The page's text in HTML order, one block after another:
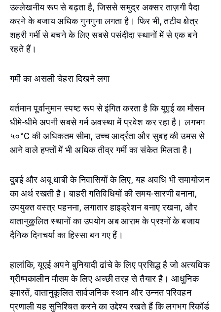
उल्लेखनीय रूप से बढ़ता है, जिससे समुद्र अक्सर ताज़गी पैदा
करने के बजाय अधिक गुनगुना लगता है। फिर भी, तटीय क्षेत्र
शहरी गर्मी से बचने के लिए सबसे पसंदीदा स्थानों में से एक बने
रहते हैं।
गर्मी का असली चेहरा दिखने लगा
वर्तमान पूर्वानुमान स्पष्ट रूप से इंगित करता है कि यूएई का मौसम
धीमे-धीमे अपनी सबसे गर्म अवस्था में प्रवेश कर रहा है। लगभग
५०°C की अधिकतम सीमा, उच्च आर्द्रता और सुबह की उमस से
आने वाले हफ्तों में भी अधिक तीव्र गर्मी का संकेत मिलता है।
दुबई और अबू धाबी के निवासियों के लिए, यह अवधि भी समायोजन
का अर्थ रखती है। बाहरी गतिविधियों की समय-सारणी बनाना,
उपयुक्त वस्त्र पहनना, लगातार हाइड्रेशन बनाए रखना, और
वातानुकूलित स्थानों का उपयोग अब आराम के प्रश्नों के बजाय
दैनिक दिनचर्या का हिस्सा बन गए हैं।
हालांकि, यूएई अपने बुनियादी ढांचे के लिए प्रसिद्ध है जो अत्यधिक
ग्रीष्मकालीन मौसम के लिए अच्छी तरह से तैयार है। आधुनिक
इमारतें, वातानुकूलित सार्वजनिक स्थान और उन्नत परिवहन
प्रणाली यह सुनिश्चित करने का उद्देश्य रखते हैं कि लगभग रिकॉर्ड